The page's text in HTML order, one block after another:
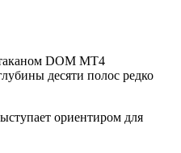
DOM MT4
десяти полос редко
ориентиром для